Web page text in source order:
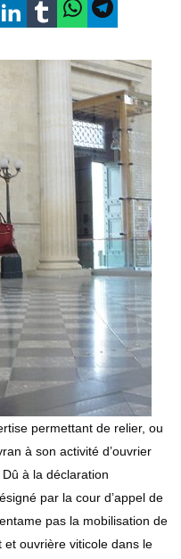
permettant de relier, ou
à son activité d’ouvrier
à la déclaration
par la cour d’appel de
pas la mobilisation de
et ouvrière viticole dans le